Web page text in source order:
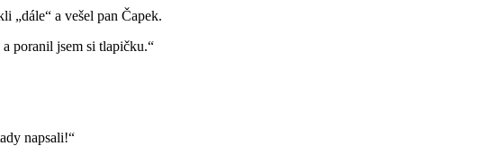
„dále“ a vešel pan Čapek.
poranil jsem si tlapičku.“
napsali!“